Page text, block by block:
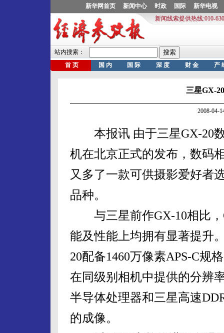
三星GX-
2008-04-
本报讯 由于三星GX-20
机在北京正式的发布，数码
又多了一款可供摄影爱好者
品种。
与三星前作GX-10相比，
能及性能上均拥有显著提升
20配备1460万像素APS-C规
在同级别相机中提供的分辨
半导体处理器和三星高速
的成像。